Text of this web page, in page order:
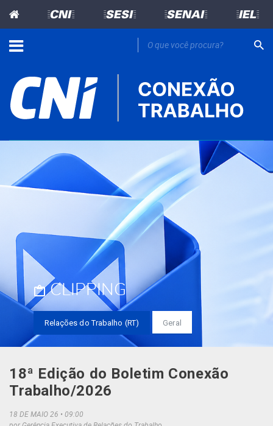
=CNI= =SESI= =SENAI= =IEL=
CLIPPING
Relações do Trabalho (RT) Geral
18ª Edição do Boletim Conexão
Trabalho/2026
18 DE MAIO 26
09:00